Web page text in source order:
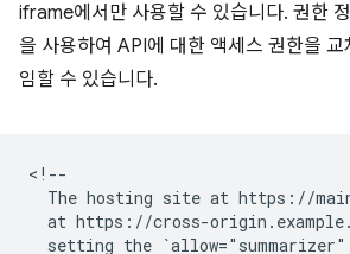
iframe에서만 사용할 수 있습니다. 권한
을 사용하여 API에 대한 액세스 권한을
임할 수 있습니다.
<!--
The hosting site at https://
at https://cross-
setting the